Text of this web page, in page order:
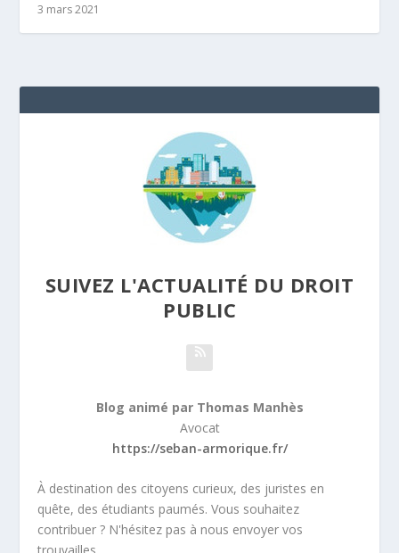
3 mars 2021
SUIVEZ L'ACTUALITÉ DU DROIT
PUBLIC
Blog animé par Thomas Manhès
Avocat
https://seban-armorique.fr/
À destination des citoyens curieux, des juristes en
quête, des étudiants paumés. Vous souhaitez
contribuer ? N'hésitez pas à nous envoyer vos